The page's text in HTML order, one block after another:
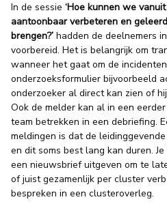
In de sessie ‘Hoe kunnen we
aantoonbaar verbeteren en
brengen?’ hadden de deelnemers
voorbereid. Het is belangrijk om
wanneer het gaat om de
onderzoeksformulier bijvoorbeeld
onderzoeker al direct kan zien of
Ook de melder kan al in een
team betrekken in een debriefing.
meldingen is dat de
en dit soms best lang kan duren.
een nieuwsbrief uitgeven om te
of juist gezamenlijk per cluster
bespreken in een clusteroverleg.